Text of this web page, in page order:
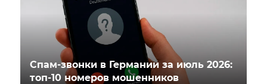
Спам-звонки в Германии за июль 2026:
топ-10 номеров мошенников